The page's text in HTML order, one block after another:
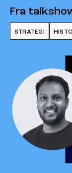
Fra
STRATEGI